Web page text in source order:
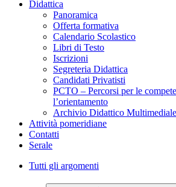
Didattica
Panoramica
Offerta formativa
Calendario Scolastico
Libri di Testo
Iscrizioni
Segreteria Didattica
Candidati Privatisti
PCTO – Percorsi per le
l’orientamento
Archivio Didattico Multimediale
Attività pomeridiane
Contatti
Serale
Tutti gli argomenti